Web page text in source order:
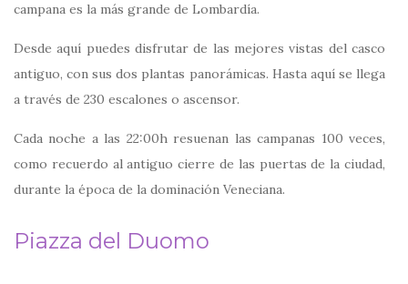
campana es la más grande de Lombardía.
Desde aquí puedes disfrutar de las mejores vistas del casco
antiguo, con sus dos plantas panorámicas. Hasta aquí se llega
a través de 230 escalones o ascensor.
Cada noche a las 22:00h resuenan las campanas 100 veces,
como recuerdo al antiguo cierre de las puertas de la ciudad,
durante la época de la dominación Veneciana.
Piazza del Duomo